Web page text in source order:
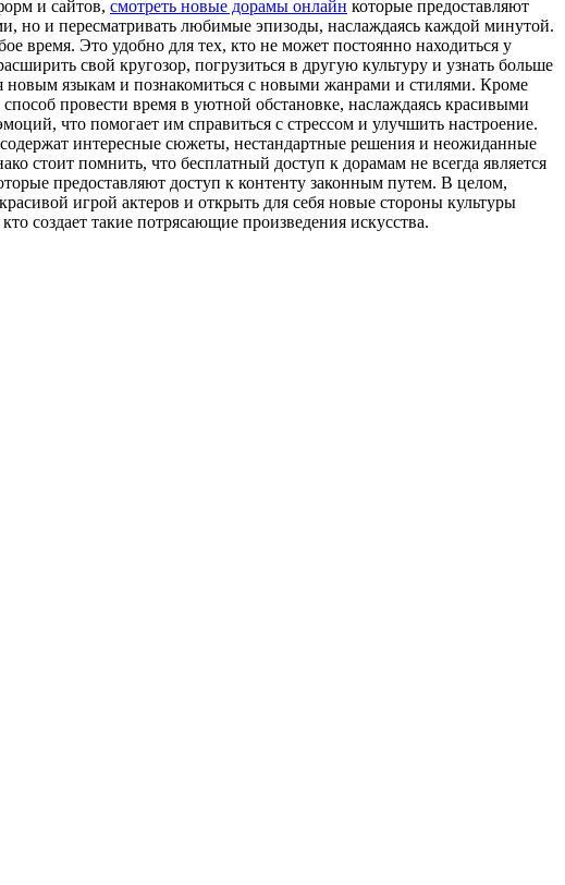
и сайтов, смотреть новые дорамы онлайн которые предоставляют
но и пересматривать любимые эпизоды, наслаждаясь каждой минутой.
время. Это удобно для тех, кто не может постоянно находиться у
свой кругозор, погрузиться в другую культуру и узнать больше
новым языкам и познакомиться с новыми жанрами и стилями. Кроме
провести время в уютной обстановке, наслаждаясь красивыми
что помогает им справиться с стрессом и улучшить настроение.
интересные сюжеты, нестандартные решения и неожиданные
стоит помнить, что бесплатный доступ к дорамам не всегда является
предоставляют доступ к контенту законным путем. В целом,
игрой актеров и открыть для себя новые стороны культуры
создает такие потрясающие произведения искусства.